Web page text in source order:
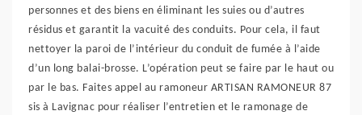
personnes et des biens en éliminant les suies ou d’autres
résidus et garantit la vacuité des conduits. Pour cela, il faut
nettoyer la paroi de l’intérieur du conduit de fumée à l’aide
d’un long balai-brosse. L’opération peut se faire par le haut ou
par le bas. Faites appel au ramoneur ARTISAN RAMONEUR 87
sis à Lavignac pour réaliser l’entretien et le ramonage de